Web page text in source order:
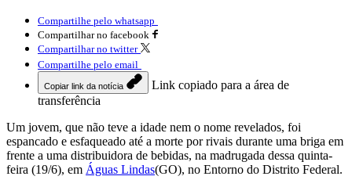
Compartilhe pelo whatsapp
Compartilhar no facebook
Compartilhar no twitter
Compartilhe pelo email
Copiar link da notícia
Link copiado para a área de
transferência
Um jovem, que não teve a idade nem o nome revelados, foi
espancado e esfaqueado até a morte por rivais durante uma briga em
frente a uma distribuidora de bebidas, na madrugada dessa quinta-
feira (19/6), em Águas Lindas(GO), no Entorno do Distrito Federal.